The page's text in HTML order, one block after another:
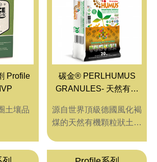
代理品牌
網站地圖
Facebook
土壤品
碳金® PERLHUMUS
GRANULES- 天然有機
源自世界頂級德國風化褐
煤的天然有機顆粒狀土壤
內含可立即被植物吸收利